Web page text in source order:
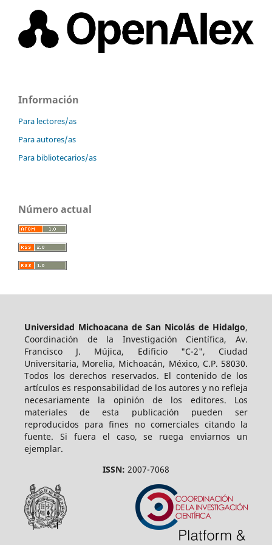
Información
Para lectores/as
Para autores/as
Para bibliotecarios/as
Número actual
Universidad Michoacana de San Nicolás de Hidalgo,
Coordinación de la Investigación Científica, Av.
Francisco J. Mújica, Edificio "C-2", Ciudad
Universitaria, Morelia, Michoacán, México, C.P. 58030.
Todos los derechos reservados. El contenido de los
artículos es responsabilidad de los autores y no refleja
necesariamente la opinión de los editores. Los
materiales de esta publicación pueden ser
reproducidos para fines no comerciales citando la
fuente. Si fuera el caso, se ruega enviarnos un
ejemplar.
ISSN: 2007-7068